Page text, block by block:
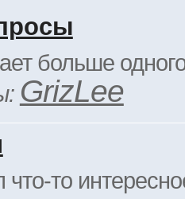
больше
GrizLee
то